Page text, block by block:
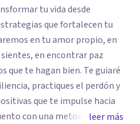
tu vida desde
que fortalecen tu
en tu amor propio, en
en encontrar paz
que te hagan bien. Te guiaré
practiques el perdón y
que te impulse hacia
con una metodología
leer más